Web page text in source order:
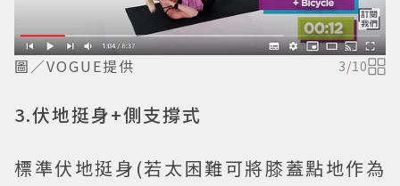
圖／VOGUE提供 3/10
3.伏地挺身+側支撐式
標準伏地挺身(若太困難可將膝蓋點地作為